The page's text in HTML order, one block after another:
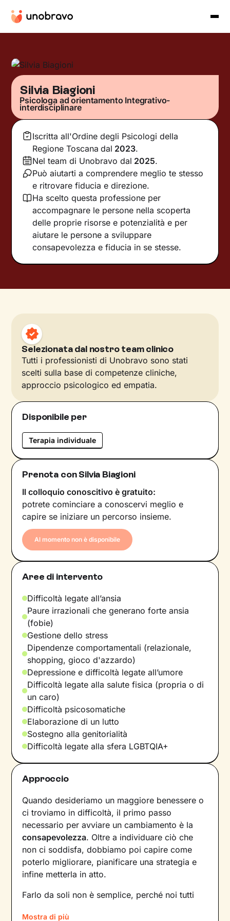
Silvia Biagioni
Psicologa ad orientamento Integrativo-
interdisciplinare
Iscritta all'Ordine degli Psicologi della
Regione Toscana dal 2023.
Nel team di Unobravo dal 2025.
Può aiutarti a comprendere meglio te stesso
e ritrovare fiducia e direzione.
Ha scelto questa professione per
accompagnare le persone nella scoperta
delle proprie risorse e potenzialità e per
aiutare le persone a sviluppare
consapevolezza e fiducia in se stesse.
Selezionata dal nostro team clinico
Tutti i professionisti di Unobravo sono stati
scelti sulla base di competenze cliniche,
approccio psicologico ed empatia.
Disponibile per
Terapia individuale
Prenota con Silvia Biagioni
Il colloquio conoscitivo è gratuito:
potrete cominciare a conoscervi meglio e
capire se iniziare un percorso insieme.
Al momento non è disponibile
Aree di intervento
Difficoltà legate all’ansia
Paure irrazionali che generano forte ansia
(fobie)
Gestione dello stress
Dipendenze comportamentali (relazionale,
shopping, gioco d'azzardo)
Depressione e difficoltà legate all’umore
Difficoltà legate alla salute fisica (propria o di
un caro)
Difficoltà psicosomatiche
Elaborazione di un lutto
Sostegno alla genitorialità
Difficoltà legate alla sfera LGBTQIA+
Approccio
Quando desideriamo un maggiore benessere o
ci troviamo in difficoltà, il primo passo
necessario per avviare un cambiamento è la
consapevolezza. Oltre a individuare ciò che
non ci soddisfa, dobbiamo poi capire come
poterlo migliorare, pianificare una strategia e
infine metterla in atto.
Farlo da soli non è semplice, perché noi tutti
Mostra di più